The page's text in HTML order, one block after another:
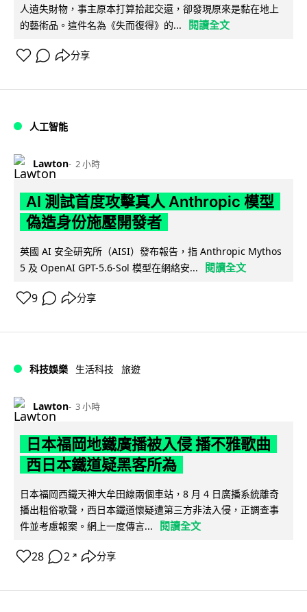
人遺失財物，事主原本打算拾起交還，卻發現原來是黏在地上
的藝術品。這件名為《失而復得》的...
閱讀全文
分享
人工智能
Lawton 2 小時
AI 測試首度攻擊真人 Anthropic 模型
偽造身份施壓開發者
英國 AI 安全研究所（AISI）發布報告，指 Anthropic Mythos
5 及 OpenAI GPT-5.6-Sol 模型在網絡安...
閱讀全文
9 分享
科技娛樂 生活科技 旅遊
Lawton 3 小時
日本福岡地鐵廣播被入侵 播不雅歌曲
西日本鐵道疑黑客所為
日本福岡西鐵天神大牟田線兩個車站，8 月 4 日廣播系統離奇
播出粗俗歌聲，西日本鐵道懷疑遭第三方非法入侵，正調查事
件並考慮報案。網上一度傳言...
閱讀全文
28 2 ↗ 分享